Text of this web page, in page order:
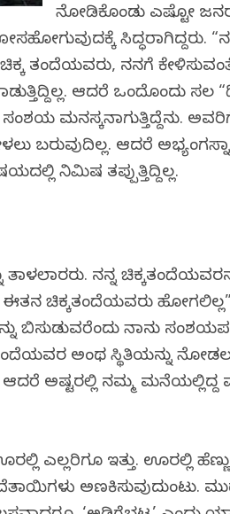
ನೋಡಿಕೊಂಡು ಎಷ್ಟೋ
ಸಿದ್ಧರಾಗಿದ್ದರು.
ತಂದೆಯವರು, ನನಗೆ
ಆದರೆ ಒಂದೊಂದು
ಮನಸ್ಕನಾಗುತ್ತಿದ್ದೆನು.
ಬರುವುದಿಲ್ಲ. ಆದರೆ
ನಿಮಿಷ ತಪ್ಪುತ್ತಿದ್ದಿಲ್ಲ.
ನನ್ನ
ಈತನ ಚಿಕ್ಕತಂದೆಯವರು
ಬಿಸುಡುವರೆಂದು ನಾನು
ಅಂಥ ಸ್ಥಿತಿಯನ್ನು
ಅಷ್ಟರಲ್ಲಿ ನಮ್ಮ ಮನೆಯಲ್ಲಿದ್ದ
ಎಲ್ಲರಿಗೂ ಇತ್ತು. ಊರಲ್ಲಿ ಹೆಣ್ಣು
ಅಣಕಿಸುವುದುಂಟು.